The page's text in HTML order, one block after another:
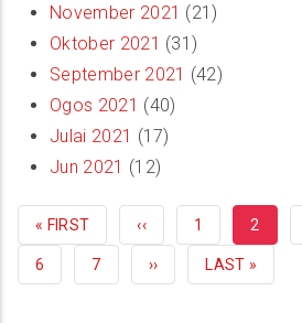
November 2021 (21)
Oktober 2021 (31)
September 2021 (42)
Ogos 2021 (40)
Julai 2021 (17)
Jun 2021 (12)
FIRST
PAGE
« FIRST PREVIOUS
PAGE
‹‹ HALAMAN
1
PAGE
2
HALAMAN
6 HALAMAN
7 NEXT
›› LAST
LAST »